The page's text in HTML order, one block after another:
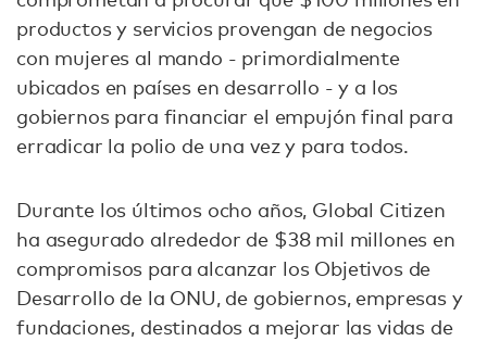
productos y servicios provengan de negocios
con mujeres al mando - primordialmente
ubicados en países en desarrollo - y a los
gobiernos para financiar el empujón final para
erradicar la polio de una vez y para todos.
Durante los últimos ocho años, Global Citizen
ha asegurado alrededor de $38 mil millones en
compromisos para alcanzar los Objetivos de
Desarrollo de la ONU, de gobiernos, empresas y
fundaciones, destinados a mejorar las vidas de